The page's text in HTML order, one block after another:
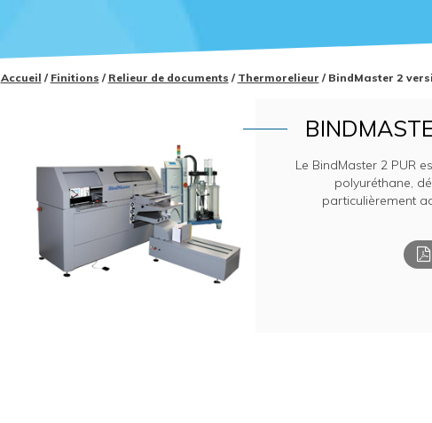
Accueil / Finitions / Relieur de documents / Thermorelieur / BindMaster 2
Le BindMaster 2 PUR
polyuréthane,
particulièrement